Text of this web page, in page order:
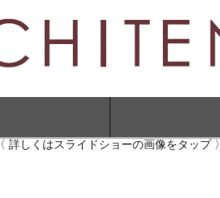
〈 詳しくはスライドショーの画像をタップ 〉